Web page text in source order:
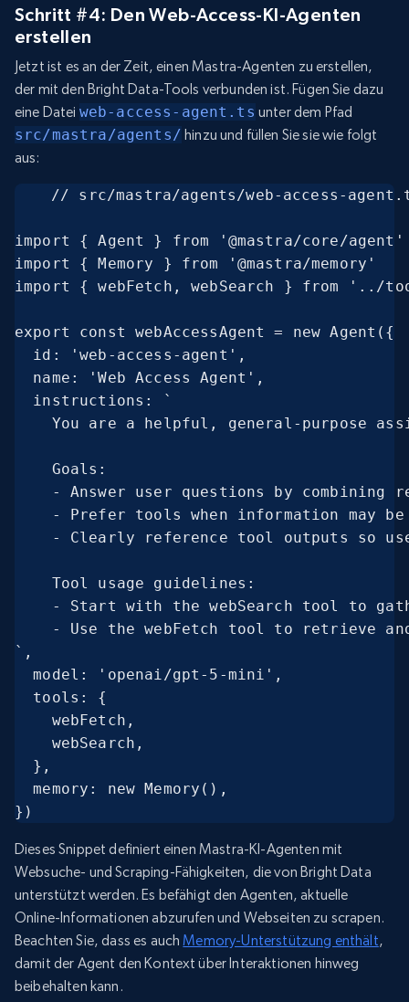
Schritt #4: Den Web-Access-KI-Agenten
erstellen
Jetzt ist es an der Zeit, einen Mastra-Agenten zu erstellen,
der mit den Bright Data-Tools verbunden ist. Fügen Sie dazu
eine Datei web-access-agent.ts unter dem Pfad
src/mastra/agents/ hinzu und füllen Sie sie wie folgt
aus:
// src/mastra/agents/web-access-
import { Agent } from '@mastra/core/agent'
import { Memory } from '@mastra/memory'
import { webFetch, webSearch } from '../
export const webAccessAgent = new Agent({
  id: 'web-access-agent',
  name: 'Web Access Agent',
  instructions: `
You are a helpful, general-purpose
    Goals:
- Answer user questions by combining
- Prefer tools when information may
- Clearly reference tool outputs so
    Tool usage guidelines:
- Start with the webSearch tool to
- Use the webFetch tool to retrieve
`,
  model: 'openai/gpt-5-mini',
  tools: {
    webFetch,
    webSearch,
  },
  memory: new Memory(),
})
Dieses Snippet definiert einen Mastra-KI-Agenten mit
Websuche- und Scraping-Fähigkeiten, die von Bright Data
unterstützt werden. Es befähigt den Agenten, aktuelle
Online-Informationen abzurufen und Webseiten zu scrapen.
Beachten Sie, dass es auch Memory-Unterstützung enthält,
damit der Agent den Kontext über Interaktionen hinweg
beibehalten kann.